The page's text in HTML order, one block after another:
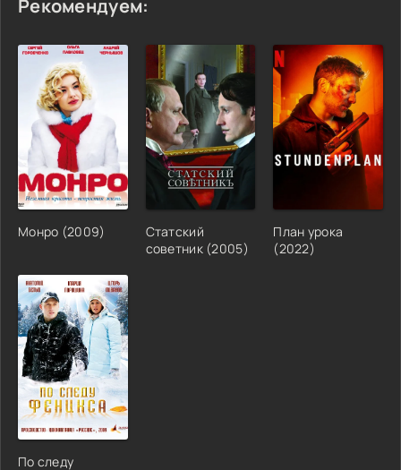
Рекомендуем:
Монро (2009)
Статский
советник (2005)
План урока
(2022)
По следу